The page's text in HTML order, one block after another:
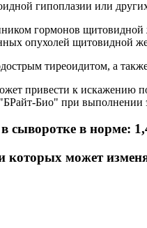
гипоплазии или
гормонов
опухолей щитовидной
тиреоидитом, а
привести к искажению
Био" при выполнении
сыворотке в норме:
которых может